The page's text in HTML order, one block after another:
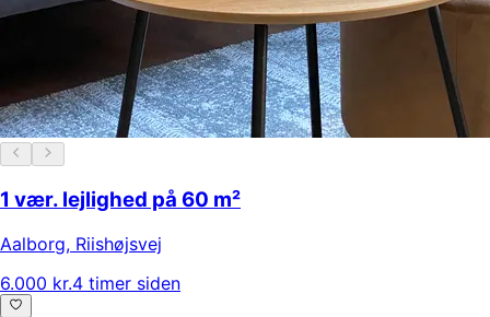
1 vær. lejlighed på 60 m²
Aalborg, Riishøjsvej
6.000 kr.4 timer siden